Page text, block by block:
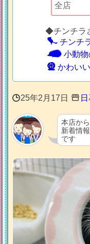
◆チンチラ
チンチ
小動
かわい
25年2月17日
本店から
新着情報
です